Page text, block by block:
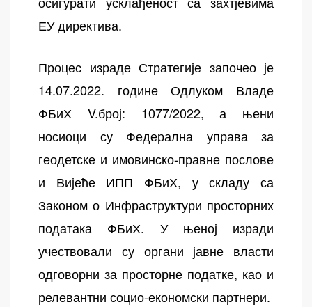
ЕУ директива.
Процес израде Стратегије започео је
14.07.2022. године Одлуком Владе
ФБиХ V.број: 1077/2022, а њени
носиоци су Федерална управа за
геодетске и имовинско-правне послове
и Вијеће ИПП ФБиХ, у складу са
Законом о Инфраструктури просторних
података ФБиХ. У њеној изради
учествовали су органи јавне власти
одговорни за просторне податке, као и
релевантни социо-економски партнери.